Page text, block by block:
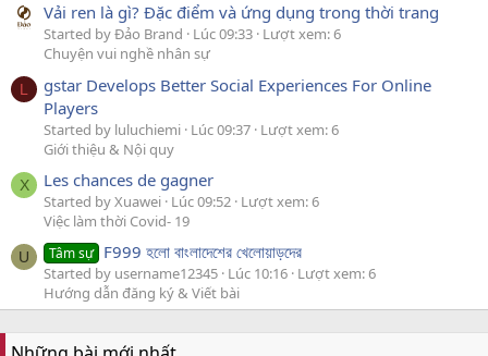
Vải ren là gì? Đặc điểm và ứng dụng trong thời trang
Started by Đảo Brand Lúc 09:33 Lượt xem: 6
Chuyện vui nghề nhân sự
L
gstar Develops Better Social Experiences For Online
Players
Started by luluchiemi Lúc 09:37 Lượt xem: 6
Giới thiệu & Nội quy
X Les chances de gagner
Started by Xuawei Lúc 09:52 Lượt xem: 6
Việc làm thời Covid- 19
U Tâm sự F999 হলো বাংলাদেশের খেলোয়াড়দের
Started by username12345 Lúc 10:16 Lượt xem: 6
Hướng dẫn đăng ký & Viết bài